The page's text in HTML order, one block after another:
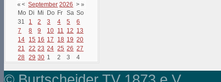
« < September 2026 > »
Mo Di Mi Do Fr Sa So
31
1 2 3 4 5
6
7
8 9 10 11 12 13
14
15 16 17 18 19 20
21
22 23 24 25 26 27
28 29 30 1 2 3 4